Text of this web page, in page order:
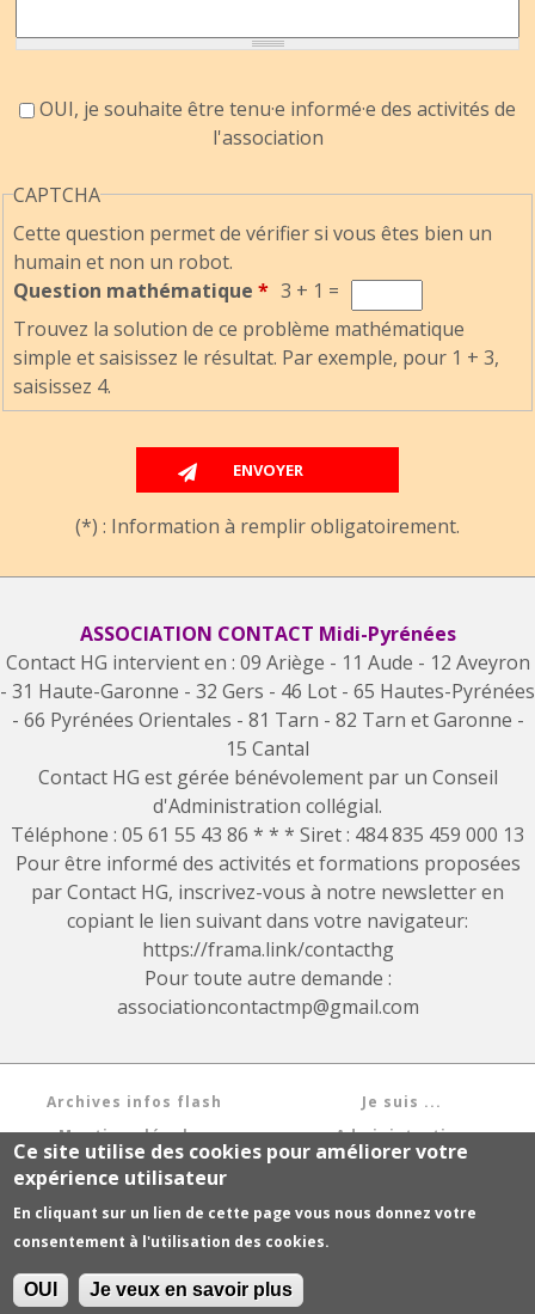
Accord information
OUI, je souhaite être tenu·e informé·e des activités de
l'association
CAPTCHA
Cette question permet de vérifier si vous êtes bien un
humain et non un robot.
Question mathématique * 3 + 1 =
Trouvez la solution de ce problème mathématique
simple et saisissez le résultat. Par exemple, pour 1 + 3,
saisissez 4.
(*) : Information à remplir obligatoirement.
ASSOCIATION CONTACT Midi-Pyrénées
Contact HG intervient en : 09 Ariège - 11 Aude - 12 Aveyron
- 31 Haute-Garonne - 32 Gers - 46 Lot - 65 Hautes-Pyrénées
- 66 Pyrénées Orientales - 81 Tarn - 82 Tarn et Garonne -
15 Cantal
Contact HG est gérée bénévolement par un Conseil
d'Administration collégial.
Téléphone : 05 61 55 43 86 * * * Siret : 484 835 459 000 13
Pour être informé des activités et formations proposées
par Contact HG, inscrivez-vous à notre newsletter en
copiant le lien suivant dans votre navigateur:
https://frama.link/contacthg
Pour toute autre demande :
associationcontactmp@gmail.com
Archives infos flash
Je suis ...
Mentions légales
Administration
CONTACT FRANCE © 1993-2026. Tous droits réservés.
Réalisation graphique : Agence de communication
Ce site utilise des cookies pour améliorer votre
expérience utilisateur
En cliquant sur un lien de cette page vous nous donnez votre
consentement à l'utilisation des cookies.
OUI Je veux en savoir plus